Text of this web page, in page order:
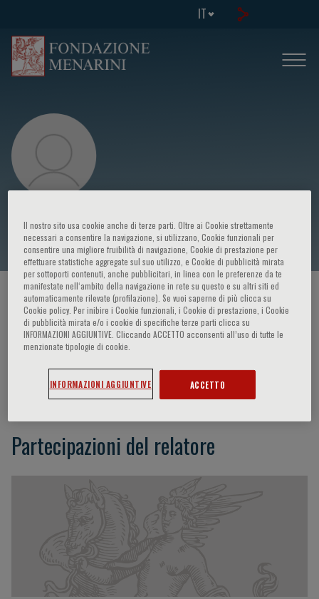
IT
Alfred E. Buxton
HOME PAGE / CORSI ED EVENTI / RELATORE
Alfred E. Buxton
Partecipazioni del relatore
Il nostro sito usa cookie anche di terze parti. Oltre ai Cookie strettamente
necessari a consentire la navigazione, si utilizzano, Cookie funzionali per
consentire una migliore fruibilità di navigazione, Cookie di prestazione per
effettuare statistiche aggregate sul suo utilizzo, e Cookie di pubblicità mirata
per sottoporti contenuti, anche pubblicitari, in linea con le preferenze da te
manifestate nell‘ambito della navigazione in rete su questo e su altri siti ed
automaticamente rilevate (profilazione). Se vuoi saperne di più clicca su
Cookie policy. Per inibire i Cookie funzionali, i Cookie di prestazione, i Cookie
di pubblicità mirata e/o i cookie di specifiche terze parti clicca su
INFORMAZIONI AGGIUNTIVE. Cliccando ACCETTO acconsenti all’uso di tutte le
menzionate tipologie di cookie.
INFORMAZIONI AGGIUNTIVE ACCETTO